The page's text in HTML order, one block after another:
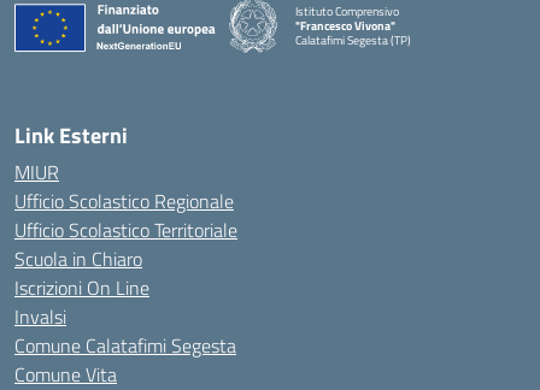
Istituto Comprensivo
"Francesco Vivona"
Calatafimi Segesta (TP)
— Visita la pagina iniziale della scuola
Link Esterni
MIUR
Ufficio Scolastico Regionale
Ufficio Scolastico Territoriale
Scuola in Chiaro
Iscrizioni On Line
Invalsi
Comune Calatafimi Segesta
Comune Vita